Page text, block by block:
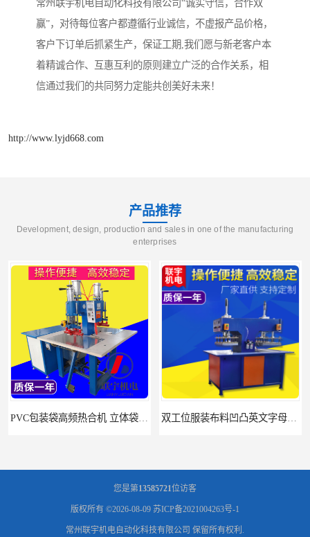
常州联宇机电自动化科技有限公司“诚实守信，合作双
赢”，对待每位客户都遵循行业诚信，不虚报产品价格，
客户下订单后抓紧生产，保证工期,我们愿与新老客户本
着精诚合作、互惠互利的原则建立广泛的合作关系，相
信通过我们的共同努力定能共创美好未来！
http://www.lyjd668.com
产品推荐
Development, design, production and sales in one of the manufacturing
enterprises
双工位服装布料凹凸英文字母压字机找联宇制造厂
您是第13585721位访客
版权所有 ©2026-08-09 苏ICP备2021004263号-1
常州联宇机电自动化科技有限公司 保留所有权利.